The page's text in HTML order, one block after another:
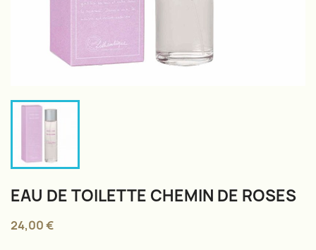
EAU DE TOILETTE CHEMIN DE ROSES
24,00 €